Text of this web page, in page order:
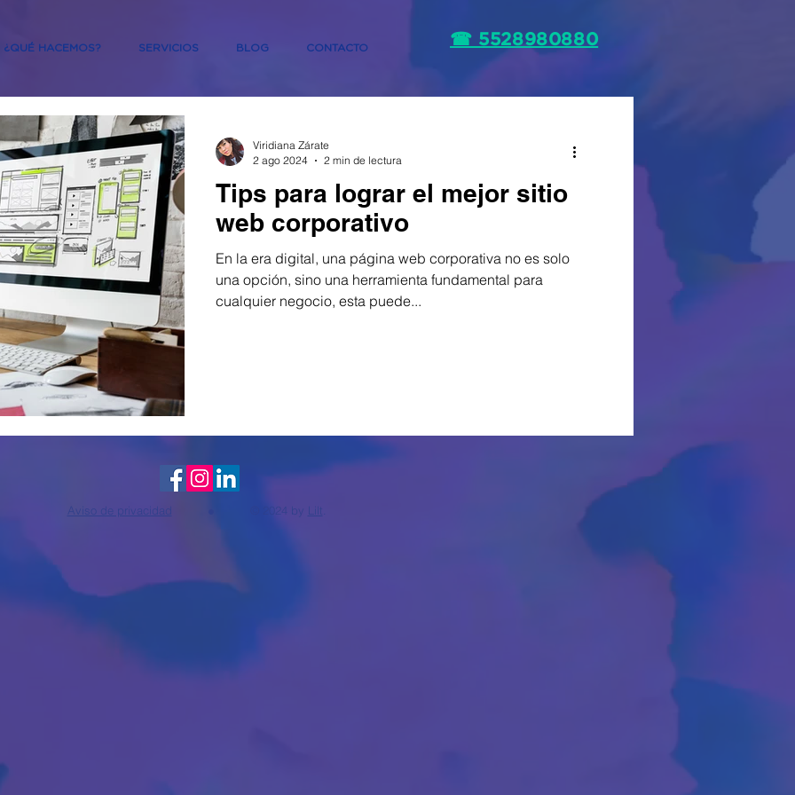
¿QUÉ HACEMOS? SERVICIOS BLOG CONTACTO ☎ 5528980880
Tips para lograr el mejor sitio
web corporativo
En la era digital, una página web corporativa no es solo
una opción, sino una herramienta fundamental para
cualquier negocio, esta puede...
Viridiana Zárate
2 ago 2024
2 min de lectura
Aviso de privacidad ● © 2024 by Lilt